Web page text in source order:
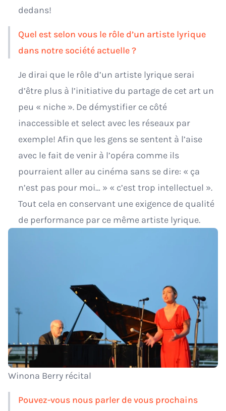
dedans!
Quel est selon vous le rôle d’un artiste lyrique
dans notre société actuelle ?
Je dirai que le rôle d’un artiste lyrique serai
d’être plus à l’initiative du partage de cet art un
peu « niche ». De démystifier ce côté
inaccessible et select avec les réseaux par
exemple! Afin que les gens se sentent à l’aise
avec le fait de venir à l’opéra comme ils
pourraient aller au cinéma sans se dire: « ça
n’est pas pour moi… » « c’est trop intellectuel ».
Tout cela en conservant une exigence de qualité
de performance par ce même artiste lyrique.
Winona Berry récital
Pouvez-vous nous parler de vous prochains